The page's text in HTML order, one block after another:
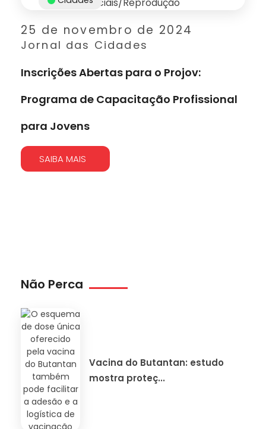
25 de novembro de 2024
Jornal das Cidades
Inscrições Abertas para o Projov:
Programa de Capacitação Profissional
para Jovens
SAIBA MAIS
Não Perca
Vacina do Butantan: estudo
mostra proteç...